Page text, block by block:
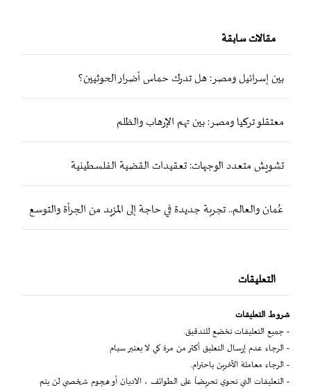
مقالات سابقة
بين إسرائيل ومصر: هل تدرك حماس أضرار الحوثيين؟
معتقلو تركيا ومصر: بين تهم الإرهاب والظلم
تشويش متعدد الوجهات: تعقيدات القضية الفلسطينية
عُمان والعالم.. تجربة جديدة في حاجة إلى المزيد من الجرأة والتوسع
التعليقات
شروط التعليقات
- جميع التعليقات تخضع للتدقيق.
- الرجاء عدم إرسال التعليق أكثر من مرة كي لا يعتبر سبام
- الرجاء معاملة الآخرين باحترام.
- التعليقات التي تحوي تحريضاً على الطوائف ، الاديان أو هجوم شخصي لن يتم